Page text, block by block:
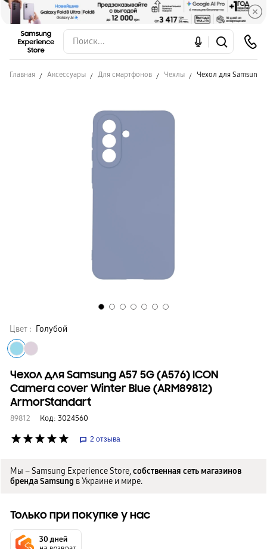
Главная Аксессуары Для смартфонов Чехлы Чехол для Samsung
Цвет : Голубой
Чехол для Samsung A57 5G (A576) ICON
Camera cover Winter Blue (ARM89812)
ArmorStandart
89812 Код: 3024560
star star star star star 2 отзыва
Мы – Samsung Experience Store,собственная сеть магазинов
бренда Samsung в Украине и мире.
Только при покупке у нас